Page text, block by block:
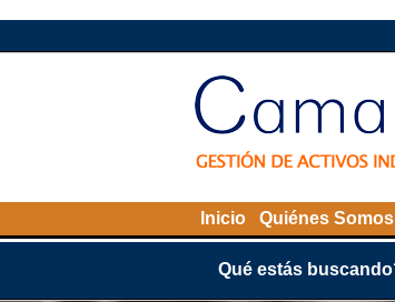
Inicio Quiénes Somos
Qué estás